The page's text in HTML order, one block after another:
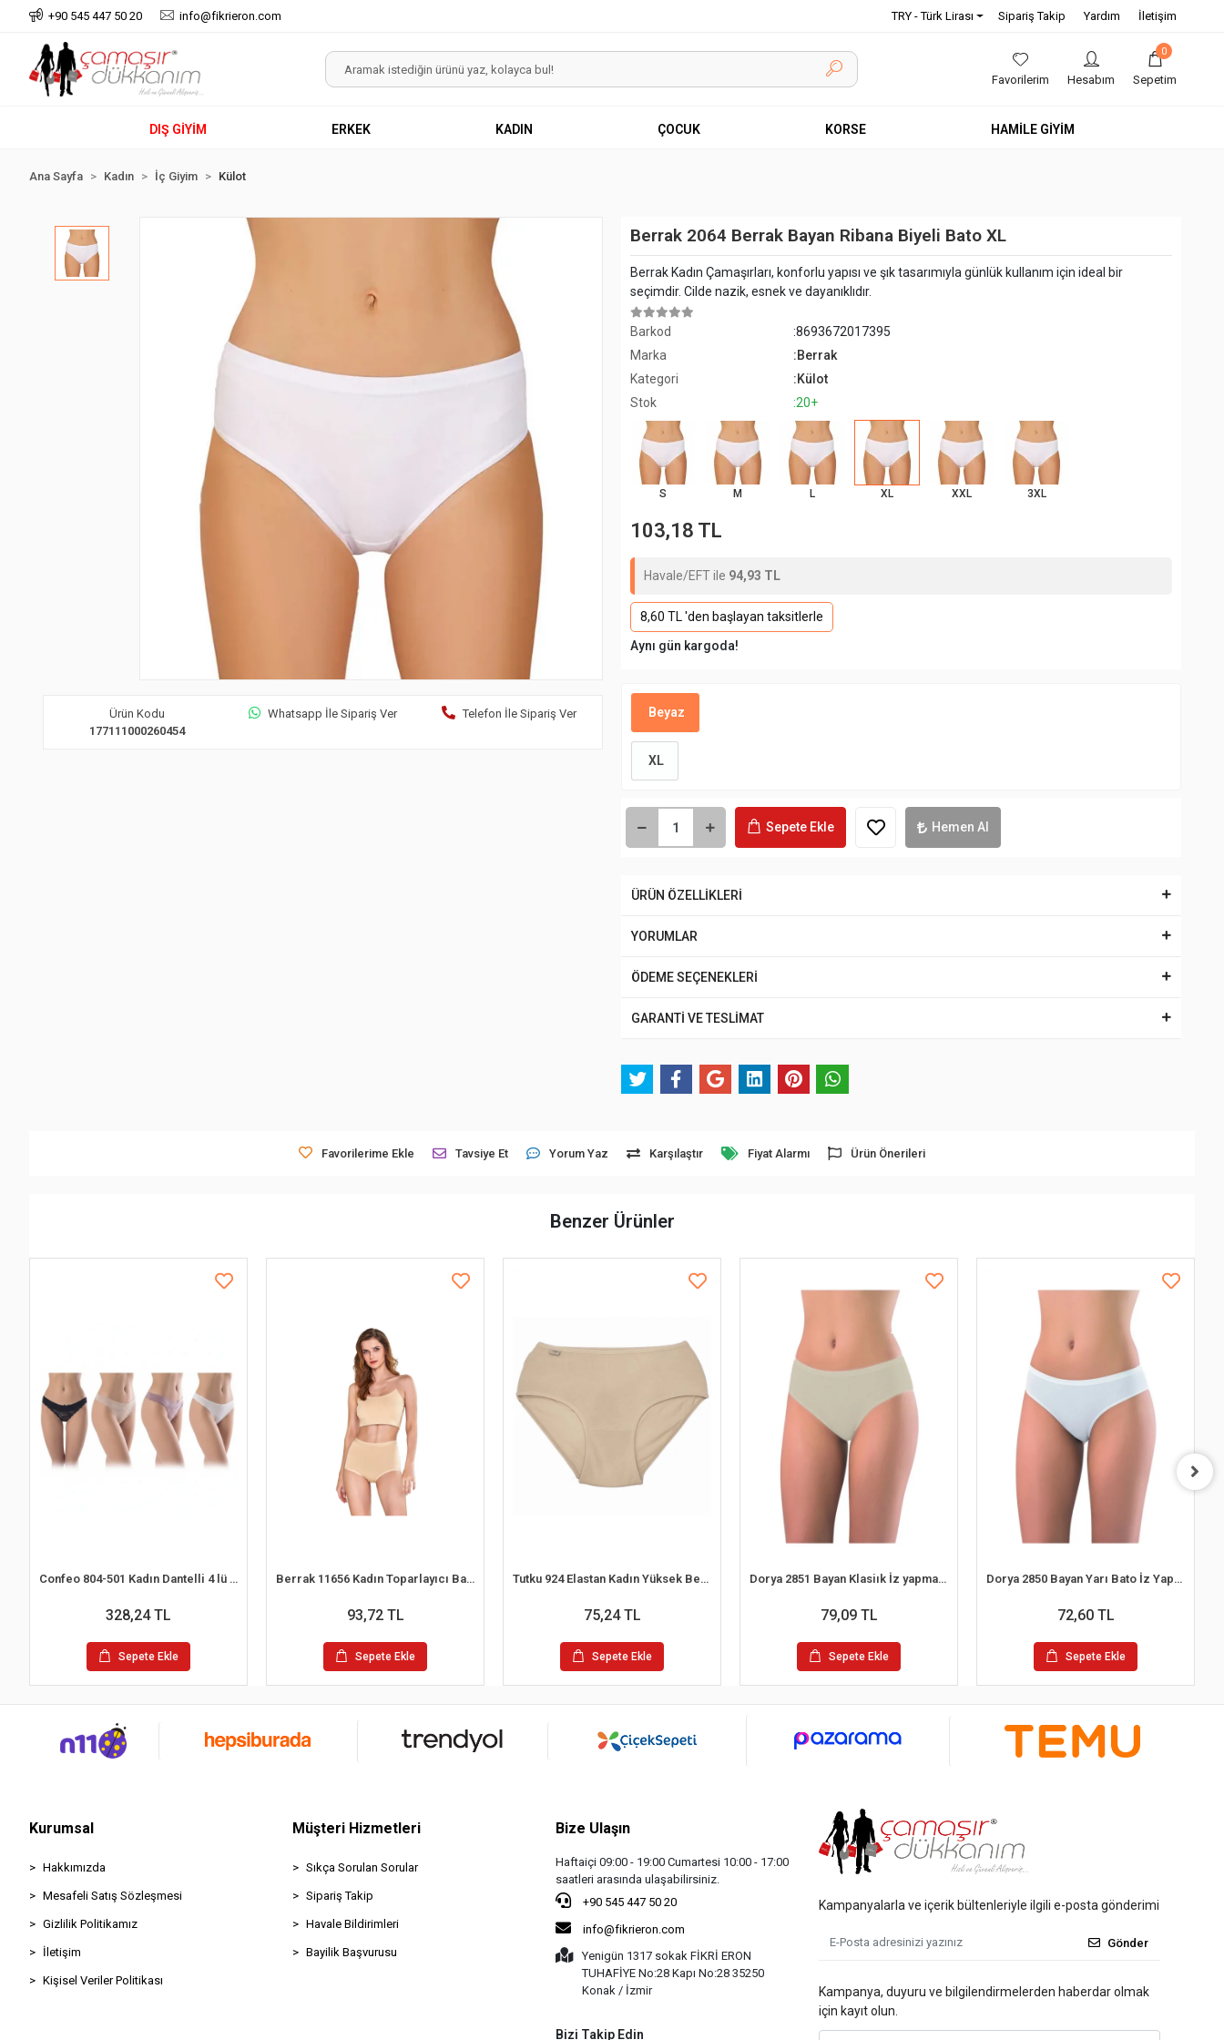
+90 545 447 50 20 info@fikrieron.com TRY - Türk Lirası Sipariş Takip Yardım İletişim
Favorilerim Hesabım
0
Sepetim
DIŞ GİYİM ERKEK KADIN ÇOCUK KORSE HAMİLE GİYİM
Ana Sayfa Kadın İç Giyim Külot
Ürün Kodu
177111000260454
Whatsapp İle Sipariş Ver Telefon İle Sipariş Ver
Berrak 2064 Berrak Bayan Ribana Biyeli Bato XL
Berrak Kadın Çamaşırları, konforlu yapısı ve şık tasarımıyla günlük kullanım için ideal bir
seçimdir. Cilde nazik, esnek ve dayanıklıdır.
Barkod
:8693672017395
Marka
:Berrak
Kategori
:Külot
Stok
:20+
S M L XL XXL 3XL
103,18 TL
Havale/EFT ile 94,93 TL
8,60 TL 'den başlayan taksitlerle
Aynı gün kargoda!
Beyaz
XL
Sepete Ekle Hemen Al
ÜRÜN ÖZELLİKLERİ
YORUMLAR
ÖDEME SEÇENEKLERİ
GARANTİ VE TESLİMAT
Favorilerime Ekle Tavsiye Et Yorum Yaz Karşılaştır Fiyat Alarmı Ürün Önerileri
Benzer Ürünler
Confeo 804-501 Kadın Dantelli 4 lü Tanga Külot
328,24 TL
Sepete Ekle
Berrak 11656 Kadın Toparlayıcı Bato Külot
93,72 TL
Sepete Ekle
Tutku 924 Elastan Kadın Yüksek Bel Külot
75,24 TL
Sepete Ekle
Dorya 2851 Bayan Klasiık İz yapmaz Bato Külot
79,09 TL
Sepete Ekle
Dorya 2850 Bayan Yarı Bato İz Yapmaz Külot
72,60 TL
Sepete Ekle
Kurumsal
Hakkımızda
Mesafeli Satış Sözleşmesi
Gizlilik Politikamız
İletişim
Kişisel Veriler Politikası
Müşteri Hizmetleri
Sıkça Sorulan Sorular
Sipariş Takip
Havale Bildirimleri
Bayilik Başvurusu
Bize Ulaşın
Haftaiçi 09:00 - 19:00 Cumartesi 10:00 - 17:00
saatleri arasında ulaşabilirsiniz.
+90 545 447 50 20
info@fikrieron.com
Yenigün 1317 sokak FİKRİ ERON
TUHAFİYE No:28 Kapı No:28 35250
Konak / İzmir
Bizi Takip Edin
Kampanyalarla ve içerik bültenleriyle ilgili e-posta gönderimi
Gönder
Kampanya, duyuru ve bilgilendirmelerden haberdar olmak
için kayıt olun.